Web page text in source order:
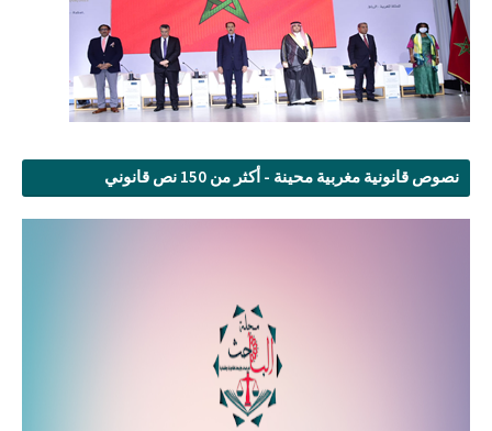
نصوص قانونية مغربية محينة - أكثر من 150 نص قانوني